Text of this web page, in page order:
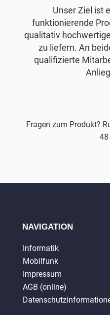
Unser Ziel ist
funktionierende
qualitativ
zu liefern. An
qualifizierte
Fragen zum Produkt?
48
NAVIGATION
Informatik
Mobilfunk
Impressum
AGB (online)